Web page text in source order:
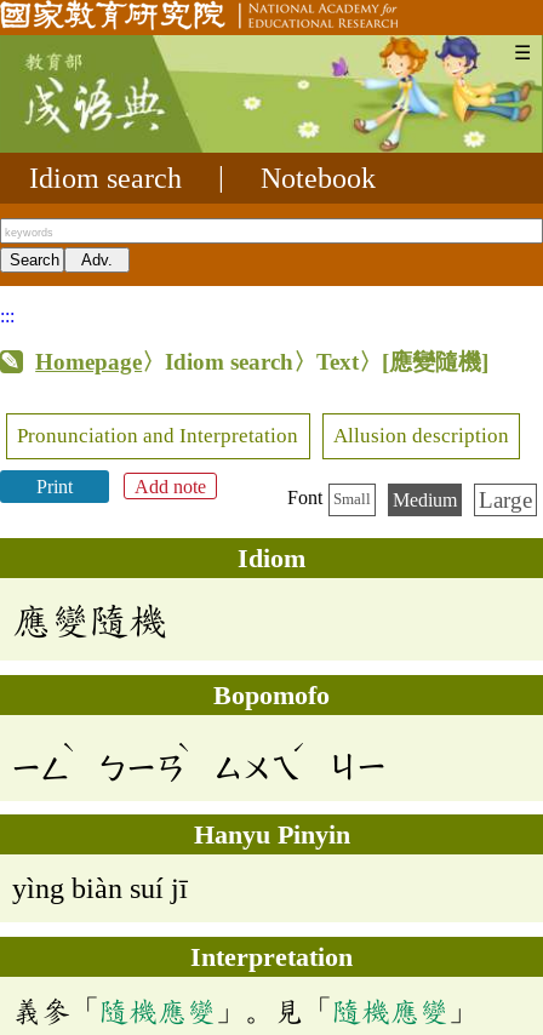
☰
Idiom search Notebook
:::
Homepage〉Idiom search〉Text〉 [應變隨機]
Pronunciation and Interpretation Allusion description
Print Add note
Font Small Medium Large
Idiom
應變隨機
Bopomofo
ㄧㄥ
ˋ
ㄅㄧㄢ
ˋ
ㄙㄨㄟ
ˊ
ㄐㄧ
Hanyu Pinyin
yìng biàn suí jī
Interpretation
義參「 隨機應變 」。見「 隨機應變 」